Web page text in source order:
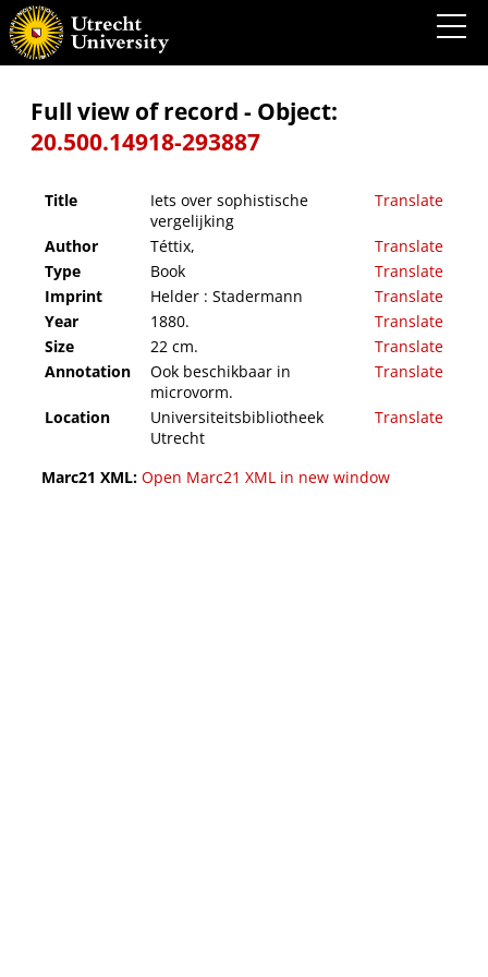
Iets over sophistische vergelijking
Full view of record - Object:
20.500.14918-293887
Title
Iets over sophistische
vergelijking
Translate
Author Téttix,
Translate
Type
Book
Translate
Imprint
Helder : Stadermann
Translate
Year
1880.
Translate
Size
22 cm.
Translate
Annotation
Ook beschikbaar in
microvorm.
Translate
Location
Universiteitsbibliotheek
Utrecht
Translate
Marc21 XML: Open Marc21 XML in new window